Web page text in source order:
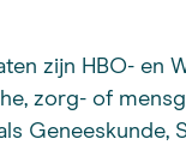
zijn HBO- en
zorg- of
Geneeskunde,